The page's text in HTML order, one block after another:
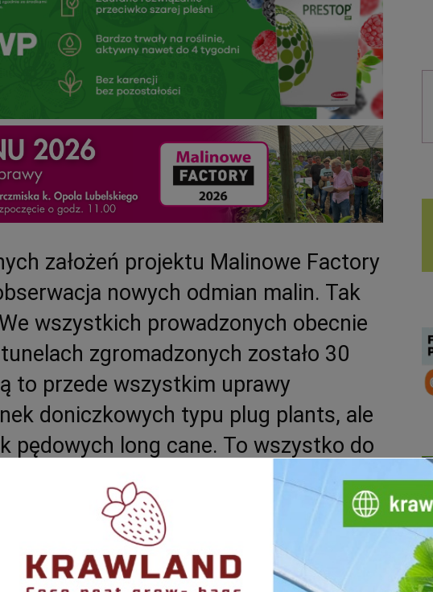
założeń projektu Malinowe Factory
nowych odmian malin. Tak
wszystkich prowadzonych obecnie
zgromadzonych zostało 30
to przede wszystkim uprawy
doniczkowych typu plug plants, ale
pędowych long cane. To wszystko do
deserowych to zawsze duże wyzwanie. Z jednej strony ważna
ale też wiele innych czynników. Np. to jak odmiany zimują w
czy są podatne na choroby, itd. Dlatego przed rozpoczęciem
jej wady i zalety. Doskonałą do tego okazją będzie wizyta na